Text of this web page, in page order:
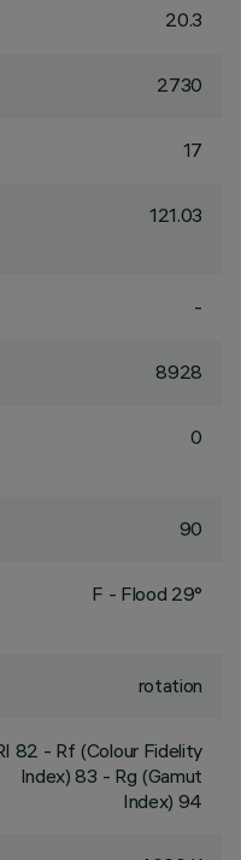
20.3
2730
17
121.03
-
8928
0
90
F - Flood 29°
rotation
82 - Rf (Colour Fidelity
Index) 83 - Rg (Gamut
Index) 94